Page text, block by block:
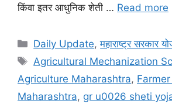
किंवा इतर आधुनिक शेती … Read more
Categories
Daily Update,महाराष्ट्र सरकार
Tags
Agricultural Mechanization
Agriculture Maharashtra,
Maharashtra, gr u0026 sheti